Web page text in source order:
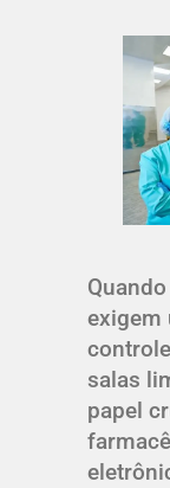
exigem
salas
papel